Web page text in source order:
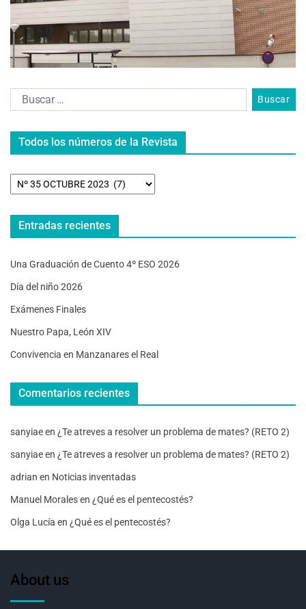
Todos los números de la Revista
Entradas recientes
Una Graduación de Cuento 4º ESO 2026
Día del niño 2026
Exámenes Finales
Nuestro Papa, León XIV
Convivencia en Manzanares el Real
Comentarios recientes
sanyiaeen ¿Te atreves a resolver un problema de mates? (RETO 2)
sanyiaeen ¿Te atreves a resolver un problema de mates? (RETO 2)
adrian en Noticias inventadas
Manuel Moralesen ¿Qué es el pentecostés?
Olga Lucía en ¿Qué es el pentecostés?
About us